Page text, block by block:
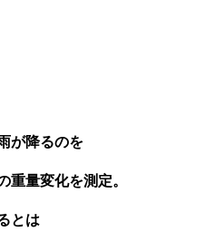
が降るのを
重量変化を測定。
とは